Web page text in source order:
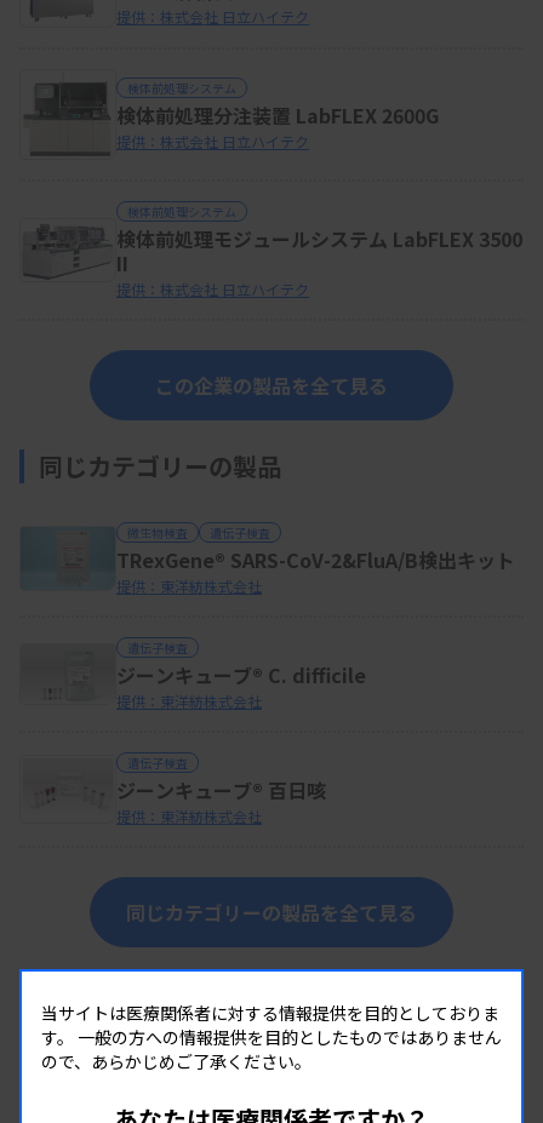
提供：株式会社 日立ハイテク
検体前処理システム
検体前処理分注装置 LabFLEX 2600G
提供：株式会社 日立ハイテク
検体前処理システム
検体前処理モジュールシステム LabFLEX 3500
II
提供：株式会社 日立ハイテク
この企業の製品を全て見る
同じカテゴリーの製品
微生物検査 遺伝子検査
TRexGene® SARS-CoV-2&FluA/B検出キット
提供：東洋紡株式会社
遺伝子検査
ジーンキューブ® C. difficile
提供：東洋紡株式会社
遺伝子検査
ジーンキューブ® 百日咳
提供：東洋紡株式会社
同じカテゴリーの製品を全て見る
当サイトは医療関係者に対する情報提供を目的としておりま
す。 一般の方への情報提供を目的としたものではありません
ので、あらかじめご了承ください。